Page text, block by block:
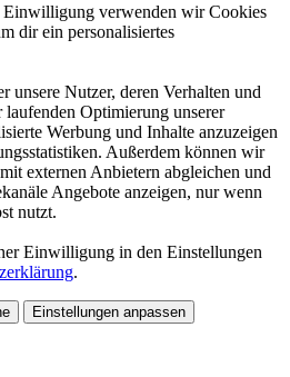
verwenden wir Cookies
dir ein personalisiertes
unsere Nutzer, deren Verhalten und
Optimierung unserer
Werbung und Inhalte anzuzeigen
Außerdem können wir
externen Anbietern abgleichen und
Angebote anzeigen, nur wenn
nutzt.
Einwilligung in den Einstellungen
.
Einstellungen anpassen